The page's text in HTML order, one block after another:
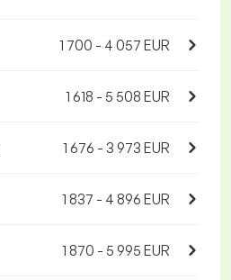
1 700 - 4 057 EUR
1 618 - 5 508 EUR
1 676 - 3 973 EUR
1 837 - 4 896 EUR
1 870 - 5 995 EUR